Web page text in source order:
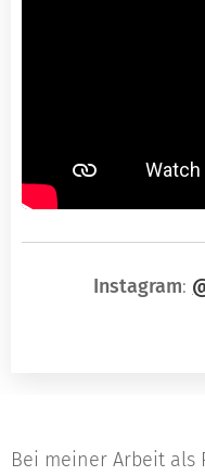
Instagram:
Bei meiner Arbeit als